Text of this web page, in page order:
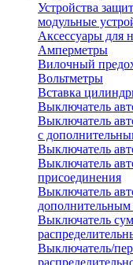
Устройства
модульные
Аксессуары для
Амперметры
Вилочный
Вольтметры
Вставка
Выключатель
Выключатель
с
Выключатель
Выключатель
присоединения
Выключатель
дополнительным
Выключатель
Выключатель/